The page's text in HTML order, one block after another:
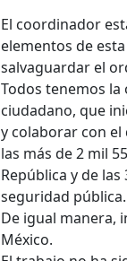
El coordinador
elementos de
salvaguardar el
Todos tenemos
ciudadano, que
y colaborar con el
las más de 2 mil
República y de
seguridad pública.
De igual manera,
México.